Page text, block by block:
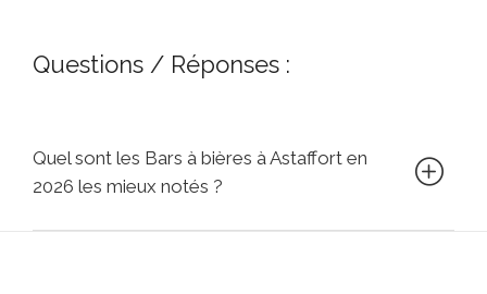
Questions / Réponses :
Quel sont les Bars à bières à Astaffort en
2026 les mieux notés ?